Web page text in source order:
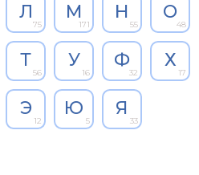
Л
75
М
171
Н
55
О
48
Т
56
У
16
Ф
32
Х
17
Э
12
Ю
5
Я
33